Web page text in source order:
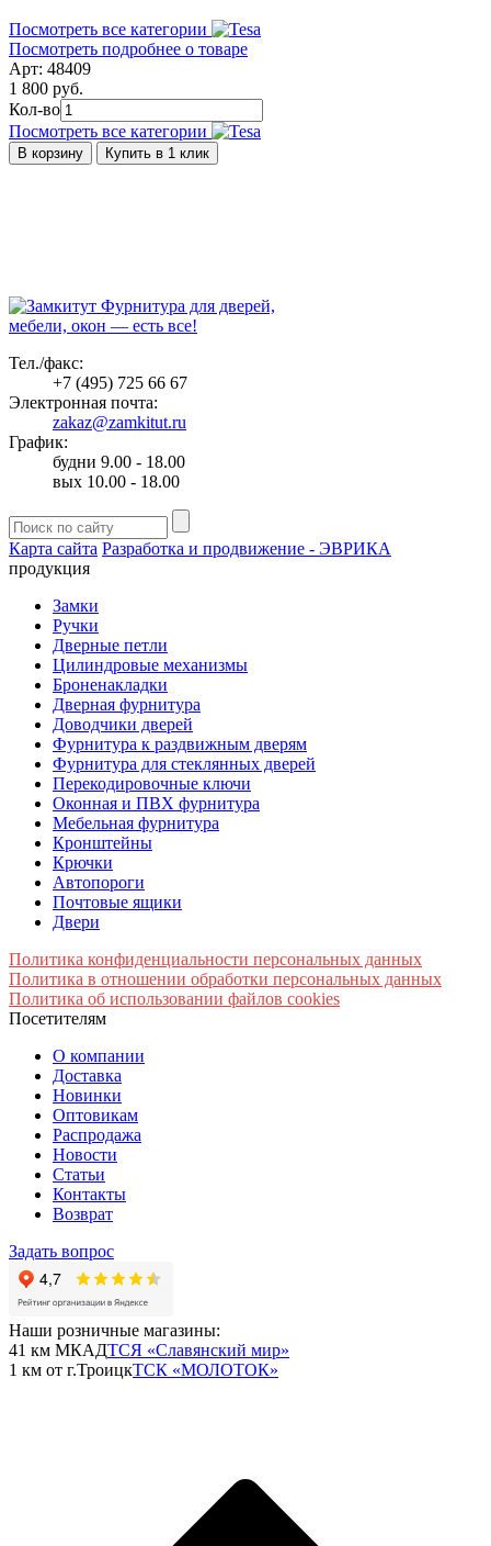
Посмотреть все категории
Посмотреть подробнее о товаре
Арт: 48409
1 800 руб.
Кол-во
Посмотреть все категории
В корзину Купить в 1 клик
Фурнитура для дверей,
мебели, окон — есть все!
Тел./факс:
+7 (495) 725 66 67
Электронная почта:
zakaz@zamkitut.ru
График:
будни 9.00 - 18.00
вых 10.00 - 18.00
Карта сайта Разработка и продвижение - ЭВРИКА
продукция
Замки
Ручки
Дверные петли
Цилиндровые механизмы
Броненакладки
Дверная фурнитура
Доводчики дверей
Фурнитура к раздвижным дверям
Фурнитура для стеклянных дверей
Перекодировочные ключи
Оконная и ПВХ фурнитура
Мебельная фурнитура
Кронштейны
Крючки
Автопороги
Почтовые ящики
Двери
Политика конфиденциальности персональных данных
Политика в отношении обработки персональных данных
Политика об использовании файлов cookies
Посетителям
О компании
Доставка
Новинки
Оптовикам
Распродажа
Новости
Статьи
Контакты
Возврат
Задать вопрос
Наши розничные магазины:
41 км МКАДТСЯ «Славянский мир»
1 км от г.ТроицкТСК «МОЛОТОК»